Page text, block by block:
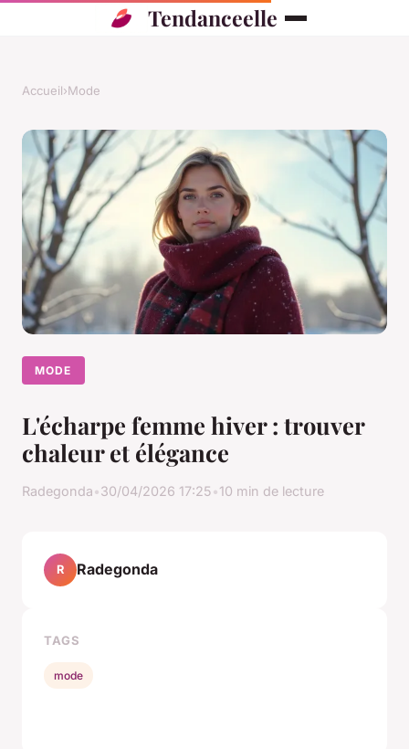
Tendanceelle
Accueil›Mode
MODE
L'écharpe femme hiver : trouver
chaleur et élégance
Radegonda•30/04/2026 17:25•10 min de lecture
R Radegonda
TAGS
mode